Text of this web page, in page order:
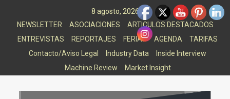
8 agosto, 2026
NEWSLETTER
ASOCIACIONES
ARTICULOS DESTACADOS
ENTREVISTAS
REPORTAJES FERIAS AGENDA
TARIFAS
Contacto/Aviso Legal
Industry Data
Inside Interview
Machine Review
Market Insight